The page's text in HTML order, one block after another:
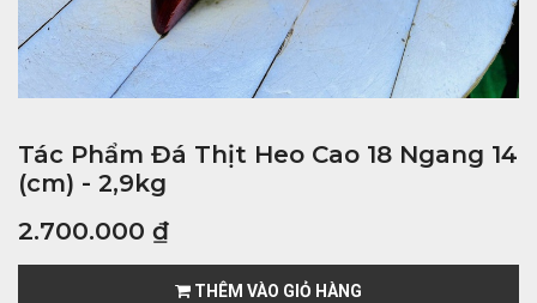
Tác Phẩm Đá Thịt Heo Cao 18 Ngang 14
(cm) - 2,9kg
2.700.000 ₫
THÊM VÀO GIỎ HÀNG